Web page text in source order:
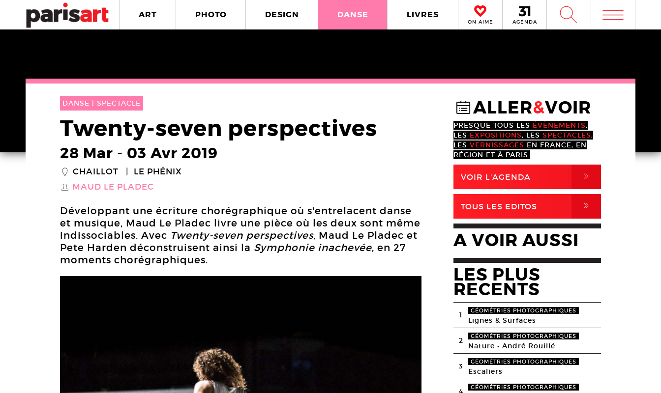
ART PHOTO DESIGN DANSE LIVRES
ON AIME AGENDA W m
DANSE | SPECTACLE
Twenty-seven perspectives
28 Mar - 03 Avr 2019
_ CHAILLOT LE PHÉNIX
S MAUD LE PLADEC
Développant une écriture chorégraphique où s'entrelacent danse
et musique, Maud Le Pladec livre une pièce où les deux sont même
indissociables. Avec Twenty-seven perspectives, Maud Le Pladec et
Pete Harden déconstruisent ainsi la Symphonie inachevée, en 27
moments chorégraphiques.
@ALLER&VOIR
PRESQUE TOUS LES ÉVÈNEMENTS,
LES EXPOSITIONS, LES SPECTACLES,
LES VERNISSAGES EN FRANCE, EN
RÉGION ET À PARIS.
VOIR L'AGENDA ,
TOUS LES EDITOS ,
A VOIR AUSSI
LES PLUS
RECENTS
1 GÉOMÉTRIES PHOTOGRAPHIQUES
Lignes & Surfaces
2 GÉOMÉTRIES PHOTOGRAPHIQUES
Nature • André Rouillé
3 GÉOMÉTRIES PHOTOGRAPHIQUES
Escaliers
GÉOMÉTRIES PHOTOGRAPHIQUES